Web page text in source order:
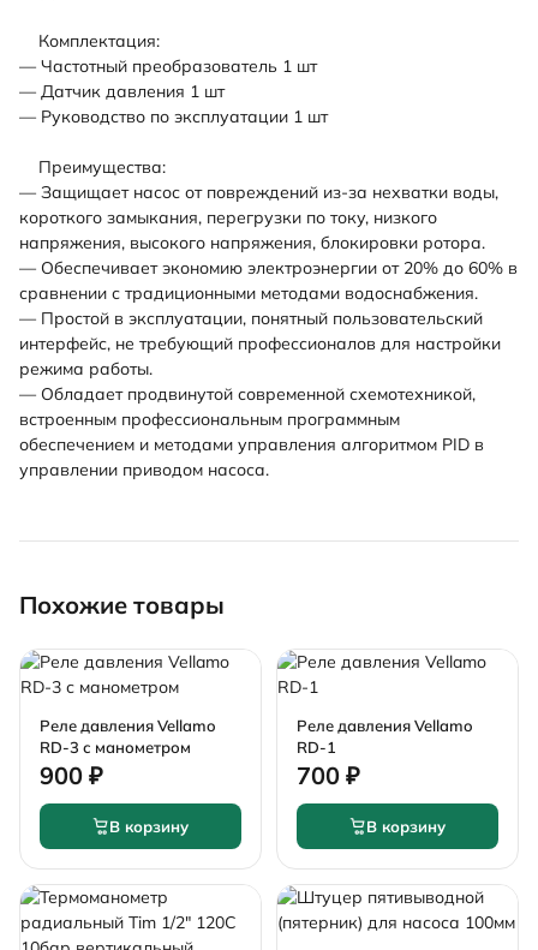
Комплектация:
— Частотный преобразователь 1 шт
— Датчик давления 1 шт
— Руководство по эксплуатации 1 шт
Преимущества:
— Защищает насос от повреждений из-за нехватки воды,
короткого замыкания, перегрузки по току, низкого
напряжения, высокого напряжения, блокировки ротора.
— Обеспечивает экономию электроэнергии от 20% до 60% в
сравнении с традиционными методами водоснабжения.
— Простой в эксплуатации, понятный пользовательский
интерфейс, не требующий профессионалов для настройки
режима работы.
— Обладает продвинутой современной схемотехникой,
встроенным профессиональным программным
обеспечением и методами управления алгоритмом PID в
управлении приводом насоса.
Похожие товары
Реле давления Vellamo
RD-3 с манометром
900 ₽
В корзину
Реле давления Vellamo
RD-1
700 ₽
В корзину